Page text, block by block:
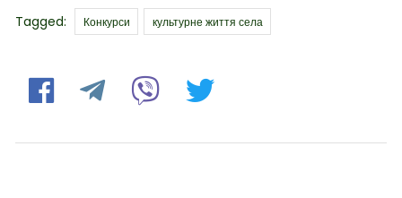
Tagged: Tags
Конкурси культурне життя села